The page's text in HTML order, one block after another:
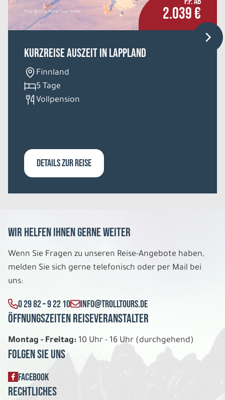
Star Arctic Hotel Saariselkä 2.039 €
Kurzreise Auszeit in Lappland
Finnland
5 Tage
Vollpension
DETAILS ZUR REISE
Wir helfen Ihnen gerne weiter
Wenn Sie Fragen zu unseren Reise-Angebote haben,
melden Sie sich gerne telefonisch oder per Mail bei
uns:
0 29 82 – 9 22 10 INFO@TROLLTOURS.DE
Öffnungszeiten Reiseveranstalter
Montag - Freitag: 10 Uhr - 16 Uhr (durchgehend)
Folgen Sie uns
FACEBOOK
Rechtliches